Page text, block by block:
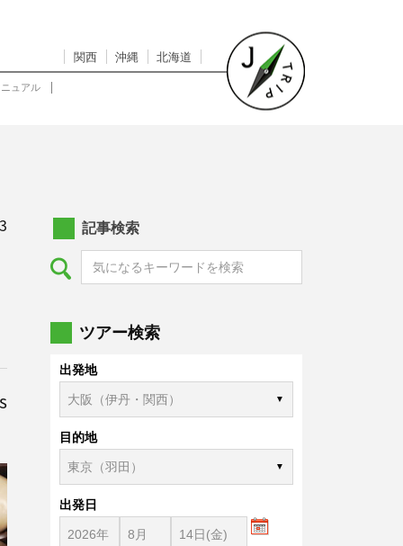
関西 沖縄 北海道
ュアル
記事検索
ツアー検索
出発地
目的地
出発日